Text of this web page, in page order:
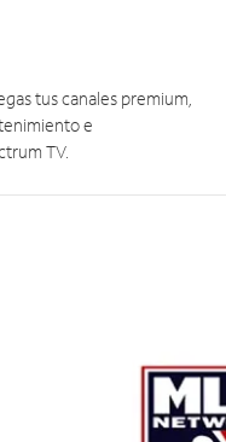
tus canales premium,
e
TV.